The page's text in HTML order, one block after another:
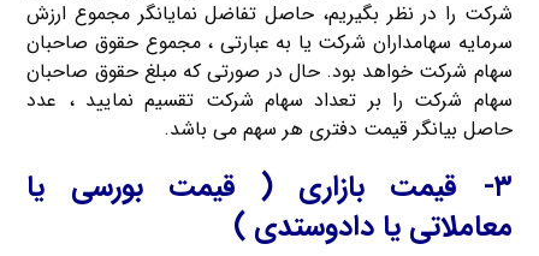
شرکت را در نظر بگیریم، حاصل تفاضل نمایانگر مجموع ارزش
سرمایه سهامداران شرکت یا به عبارتی ، مجموع حقوق صاحبان
سهام شرکت خواهد بود. حال در صورتی که مبلغ حقوق صاحبان
سهام شرکت را بر تعداد سهام شرکت تقسیم نمایید ، عدد
حاصل بیانگر قیمت دفتری هر سهم می باشد.
۳- قیمت بازاری ( قیمت بورسی یا
معاملاتی یا دادوستدی )